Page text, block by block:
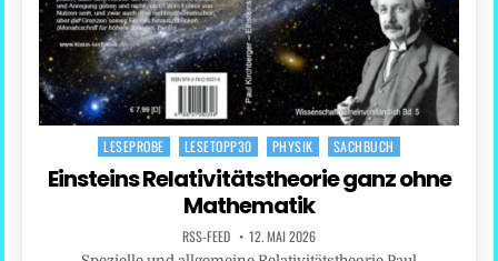
Posted
in
LESEPROBE LESETOPP30 PHYSIK SACHBUCH
Einsteins Relativitätstheorie ganz ohne
Mathematik
RSS-FEED 12. MAI 2026